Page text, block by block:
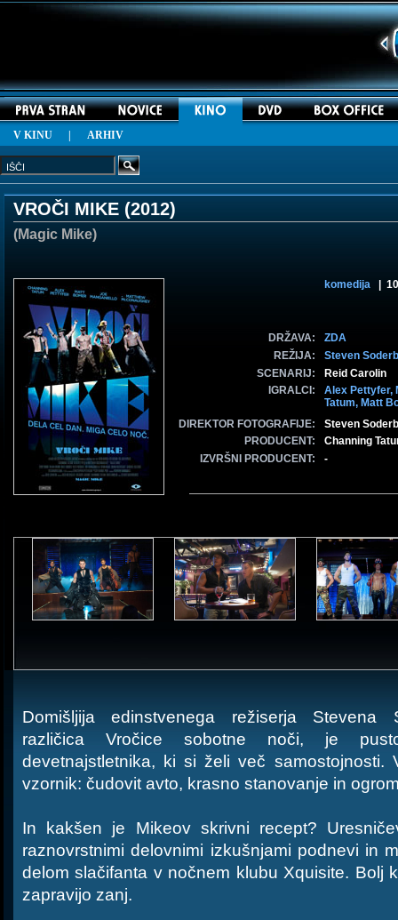
V KINU ARHIV
VROČI MIKE (2012)
(Magic Mike)
komedija |
DRŽAVA:
ZDA
REŽIJA:
Steven
SCENARIJ:
Reid Carolin
IGRALCI:
Alex Pettyfer,
Tatum, Matt
DIREKTOR FOTOGRAFIJE:
Steven
PRODUCENT:
Channing
IZVRŠNI PRODUCENT:
-
Domišljija edinstvenega režiserja Stevena
različica Vročice sobotne noči, je
devetnajstletnika, ki si želi več samostojnosti.
vzornik: čudovit avto, krasno stanovanje in
In kakšen je Mikeov skrivni recept?
raznovrstnimi delovnimi izkušnjami podnevi in
delom slačifanta v nočnem klubu Xquisite. Bolj
zapravijo zanj.